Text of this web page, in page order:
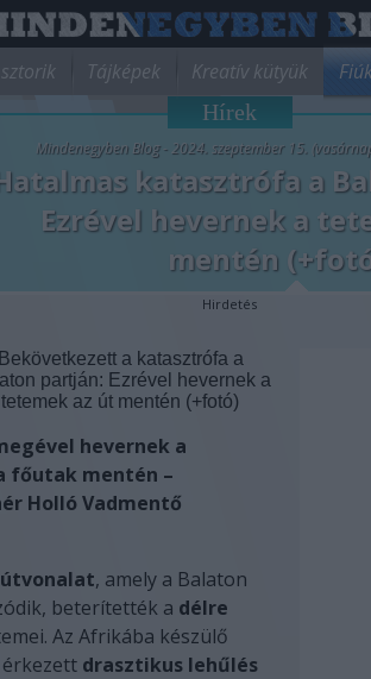
Tájképek Kreatív kütyük
Hírek
Mindenegyben Blog - 2024. szeptember 15.
katasztrófa a
Ezrével hevernek a
mentén
Hirdetés
Bekövetkezett a katasztrófa a
partján: Ezrével hevernek a
tetemek az út mentén (+fotó)
hevernek a
főutak mentén –
Holló Vadmentő
, amely a Balaton
beterítették a délre
Az Afrikába készülő
drasztikus lehűlés